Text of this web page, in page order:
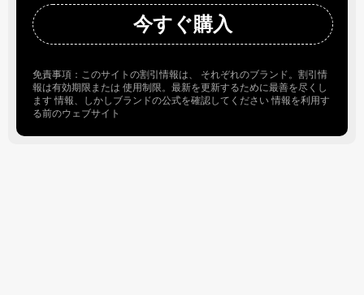
今すぐ購入
免責事項：このサイトの割引情報は、 それぞれのブランド。割引情
報は有効期限または 使用制限。最新を更新するために最善を尽くし
ます 情報、しかしブランドの公式を確認してください 情報を利用す
る前のウェブサイト